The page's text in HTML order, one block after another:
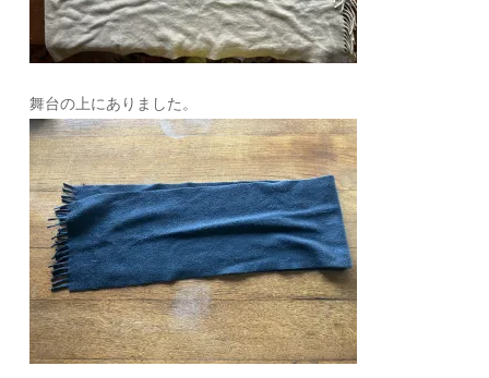
舞台の上にありました。